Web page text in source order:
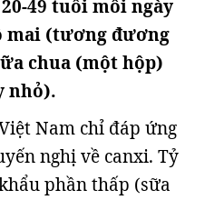
49 tuổi mỗi ngày
mai (tương đương
chua (một hộp)
nhỏ).
Nam chỉ đáp ứng
nghị về canxi. Tỷ
phần thấp (sữa